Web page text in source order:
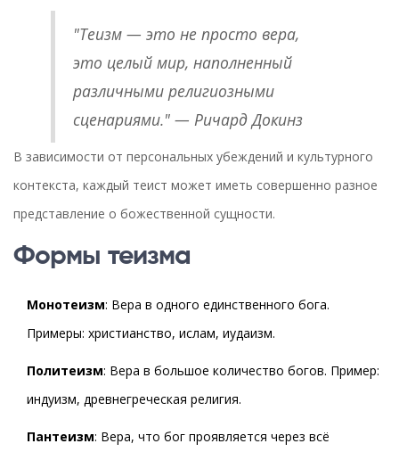
"Теизм — это не просто вера,
это целый мир, наполненный
различными религиозными
сценариями." — Ричард Докинз
В зависимости от персональных убеждений и культурного
контекста, каждый теист может иметь совершенно разное
представление о божественной сущности.
Формы теизма
Монотеизм: Вера в одного единственного бога.
Примеры: христианство, ислам, иудаизм.
Политеизм: Вера в большое количество богов. Пример:
индуизм, древнегреческая религия.
Пантеизм: Вера, что бог проявляется через всё